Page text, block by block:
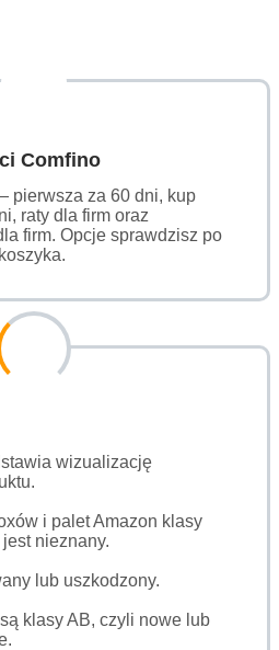
Comfino
pierwsza za 60 dni, kup
raty dla firm oraz
firm. Opcje sprawdzisz po
wizualizację
i palet Amazon klasy
nieznany.
lub uszkodzony.
klasy AB, czyli nowe lub